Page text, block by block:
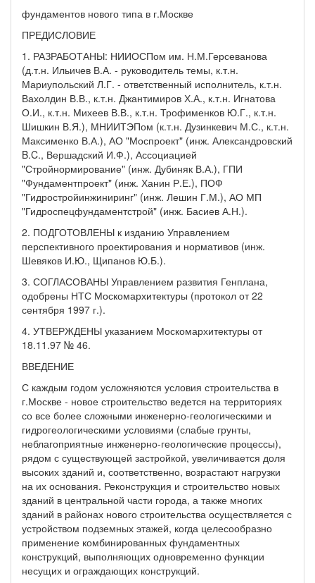
фундаментов нового типа в г.Москве
ПРЕДИСЛОВИЕ
1. РАЗРАБОТАНЫ: НИИОСПом им. Н.М.Герсеванова
(д.т.н. Ильичев В.А. - руководитель темы, к.т.н.
Мариупольский Л.Г. - ответственный исполнитель, к.т.н.
Вахолдин В.В., к.т.н. Джантимиров Х.А., к.т.н. Игнатова
О.И., к.т.н. Михеев В.В., к.т.н. Трофименков Ю.Г., к.т.н.
Шишкин В.Я.), МНИИТЭПом (к.т.н. Дузинкевич М.С., к.т.н.
Максименко В.А.), АО "Моспроект" (инж. Александровский
B.C., Вершадский И.Ф.), Ассоциацией
"Стройнормирование" (инж. Дубиняк В.А.), ГПИ
"Фундаментпроект" (инж. Ханин Р.Е.), ПОФ
"Гидростройинжиниринг" (инж. Лешин Г.М.), АО МП
"Гидроспецфундаментстрой" (инж. Басиев А.Н.).
2. ПОДГОТОВЛЕНЫ к изданию Управлением
перспективного проектирования и нормативов (инж.
Шевяков И.Ю., Щипанов Ю.Б.).
3. СОГЛАСОВАНЫ Управлением развития Генплана,
одобрены НТС Москомархитектуры (протокол от 22
сентября 1997 г.).
4. УТВЕРЖДЕНЫ указанием Москомархитектуры от
18.11.97 № 46.
ВВЕДЕНИЕ
С каждым годом усложняются условия строительства в
г.Москве - новое строительство ведется на территориях
со все более сложными инженерно-геологическими и
гидрогеологическими условиями (слабые грунты,
неблагоприятные инженерно-геологические процессы),
рядом с существующей застройкой, увеличивается доля
высоких зданий и, соответственно, возрастают нагрузки
на их основания. Реконструкция и строительство новых
зданий в центральной части города, а также многих
зданий в районах нового строительства осуществляется с
устройством подземных этажей, когда целесообразно
применение комбинированных фундаментных
конструкций, выполняющих одновременно функции
несущих и ограждающих конструкций.